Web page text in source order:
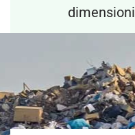
dimensioni